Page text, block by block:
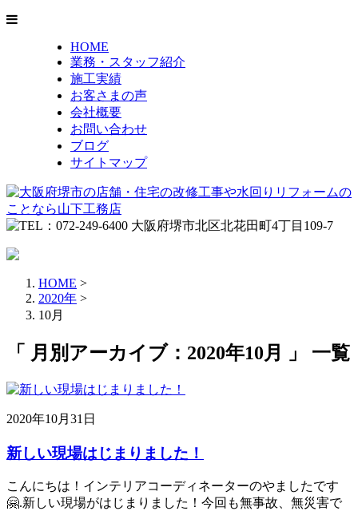
HOME
業務・スタッフ紹介
施工実績
お客さまの声
会社概要
お問い合わせ
ブログ
サイトマップ
HOME >
2020年 >
10月
「 月別アーカイブ：2020年10月 」 一覧
2020年10月31日
新しい現場はじまりました！
こんにちは！インテリアコーディネーターのやましたです
🤗.新しい現場がはじまりました！今回も無事故、無災害で